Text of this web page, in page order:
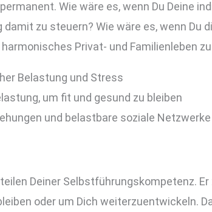
Wie wäre es, wenn Du Deine
zu steuern? Wie wäre es, wenn
Privat- und Familienleben
Belastung und Stress
um fit und gesund zu bleiben
und belastbare soziale Netzwerke
Deiner Selbstführungskompetenz.
oder um Dich weiterzuentwickeln.